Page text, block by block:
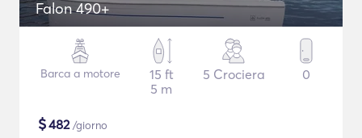
Falon 490+
Barca a motore
15 ft
5 m
5 Crociera 0
$482/giorno